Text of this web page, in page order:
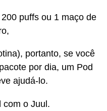
puffs ou 1 maço de
portanto, se você
por dia, um Pod
ajudá-lo.
com o Juul.